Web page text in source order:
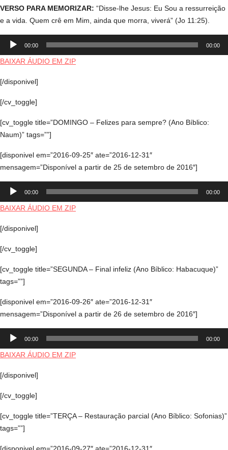
VERSO PARA MEMORIZAR: “Disse-lhe Jesus: Eu Sou a ressurreição
e a vida. Quem crê em Mim, ainda que morra, viverá” (Jo 11:25).
Tocador
áudio
00:00 00:00
BAIXAR ÁUDIO EM ZIP
[/disponivel]
[/cv_toggle]
[cv_toggle title=”DOMINGO – Felizes para sempre? (Ano Bíblico:
Naum)” tags=””]
[disponivel em=”2016-09-25″ ate=”2016-12-31″
mensagem=”Disponível a partir de 25 de setembro de 2016″]
Tocador
áudio
00:00 00:00
BAIXAR ÁUDIO EM ZIP
[/disponivel]
[/cv_toggle]
[cv_toggle title=”SEGUNDA – Final infeliz (Ano Bíblico: Habacuque)”
tags=””]
[disponivel em=”2016-09-26″ ate=”2016-12-31″
mensagem=”Disponível a partir de 26 de setembro de 2016″]
Tocador
áudio
00:00 00:00
BAIXAR ÁUDIO EM ZIP
[/disponivel]
[/cv_toggle]
[cv_toggle title=”TERÇA – Restauração parcial (Ano Bíblico: Sofonias)”
tags=””]